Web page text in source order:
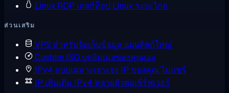
Linux RDP เดสก์ท็อป Linux ระยะไกล
ส่วนเสริม
VPS สำหรับจัดเก็บข้อมูล แผนดิสก์ใหญ่
Custom ISO บูตอิมเมจของคุณเอง
IPv4 แบบเฉพาะเจาะจง IP ของคุณ ไม่แชร์
IP เพิ่มเติม IPv4 หลายตัวต่อเซิร์ฟเวอร์